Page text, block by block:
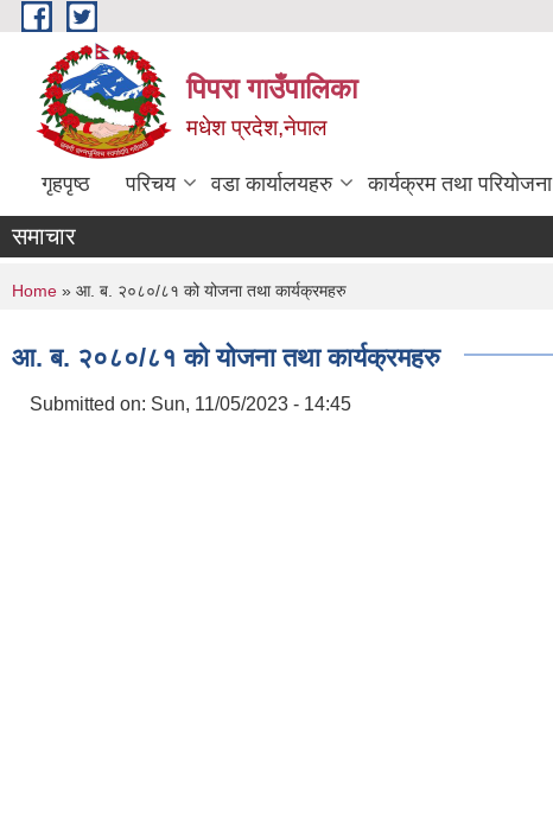
Skip to main content
पिपरा गाउँपालिका
मधेश प्रदेश,नेपाल
गृहपृष्ठ परिचय वडा कार्यालयहरु कार्यक्रम तथा परियोजना
समाचार
You are here
Home » आ. ब. २०८०/८१ को योजना तथा कार्यक्रमहरु
आ. ब. २०८०/८१ को योजना तथा कार्यक्रमहरु
Submitted on: Sun, 11/05/2023 - 14:45